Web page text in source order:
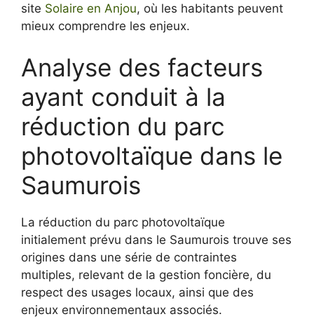
site Solaire en Anjou, où les habitants peuvent
mieux comprendre les enjeux.
Analyse des facteurs
ayant conduit à la
réduction du parc
photovoltaïque dans le
Saumurois
La réduction du parc photovoltaïque
initialement prévu dans le Saumurois trouve ses
origines dans une série de contraintes
multiples, relevant de la gestion foncière, du
respect des usages locaux, ainsi que des
enjeux environnementaux associés.